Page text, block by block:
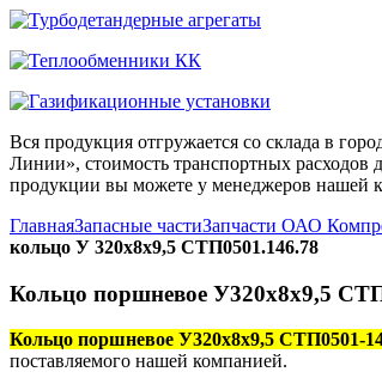
Вся продукция отгружается со склада в
Линии», стоимость транспортных расходов
продукции вы можете у менеджеров нашей
ГлавнаяЗапасные частиЗапчасти ОАО
кольцо У 320х8х9,5 СТП0501.146.78
Кольцо поршневое У320х8х9,5
Кольцо поршневое У320х8х9,5 СТП0501-
поставляемого нашей компанией.